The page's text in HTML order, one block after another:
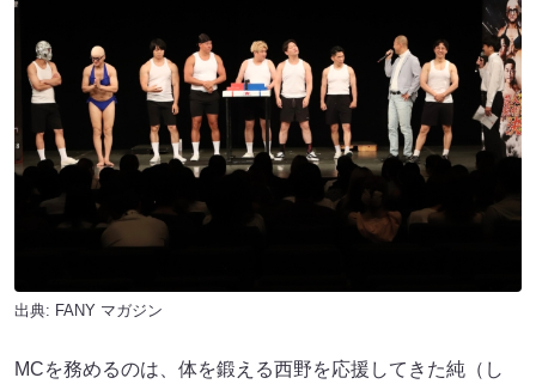
出典: FANY マガジン
MCを務めるのは、体を鍛える西野を応援してきた純（し